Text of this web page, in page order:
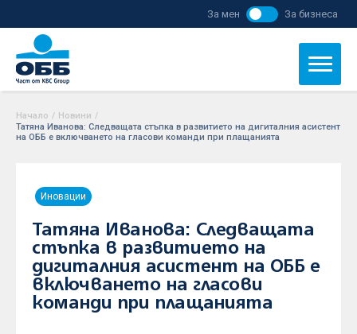
За мен За бизнеса
Начало / Новини /
Татяна Иванова: Следващата стъпка в развитието на дигиталния асистент
на ОББ е включването на гласови команди при плащанията
Иновации
Татяна Иванова: Следващата
стъпка в развитието на
дигиталния асистент на ОББ е
включването на гласови
команди при плащанията